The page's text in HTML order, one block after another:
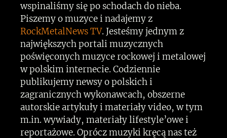
wspinaliśmy się po schodach do nieba.
Piszemy o muzyce i nadajemy z
RockMetalNews TV. Jesteśmy jednym z
największych portali muzycznych
poświęconych muzyce rockowej i metalowej
w polskim internecie. Codziennie
publikujemy newsy o polskich i
zagranicznych wykonawcach, obszerne
autorskie artykuły i materiały video, w tym
m.in. wywiady, materiały lifestyle’owe i
reportażowe. Oprócz muzyki kręcą nas też